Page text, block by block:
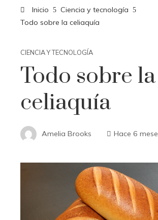
Inicio
Ciencia y tecnología
Todo sobre la celiaquía
CIENCIA Y TECNOLOGÍA
Todo sobre la
celiaquía
Amelia Brooks Hace 6